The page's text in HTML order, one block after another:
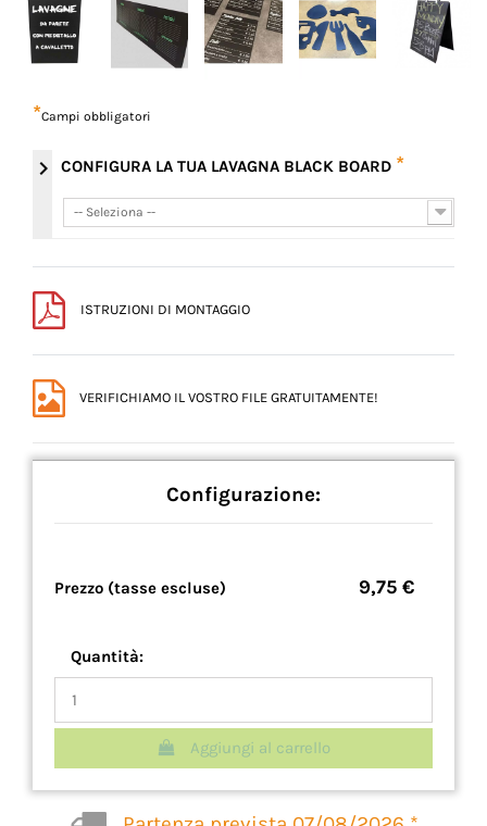
*Campi obbligatori
chevron_right CONFIGURA LA TUA LAVAGNA BLACK BOARD *
-- Seleziona --
-- Seleziona --
ISTRUZIONI DI MONTAGGIO
VERIFICHIAMO IL VOSTRO FILE GRATUITAMENTE!
Configurazione:
Prezzo (tasse escluse) 9,75 €
Quantità:
Aggiungi al carrello